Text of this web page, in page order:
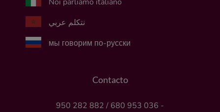
Noi parliamo italiano
نتكلم عربي
мы говорим по-русски
Contacto
950 282 882 / 680 953 036 -